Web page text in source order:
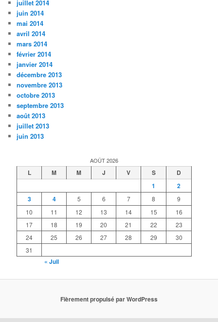
juillet 2014
juin 2014
mai 2014
avril 2014
mars 2014
février 2014
janvier 2014
décembre 2013
novembre 2013
octobre 2013
septembre 2013
août 2013
juillet 2013
juin 2013
AOÛT 2026
L M M J V S
D
1
2
3
4 5 6 7 8
9
10
11 12 13 14 15
16
17
18 19 20 21 22
23
24
25 26 27 28 29
30
31
« Juil
Fièrement propulsé par WordPress